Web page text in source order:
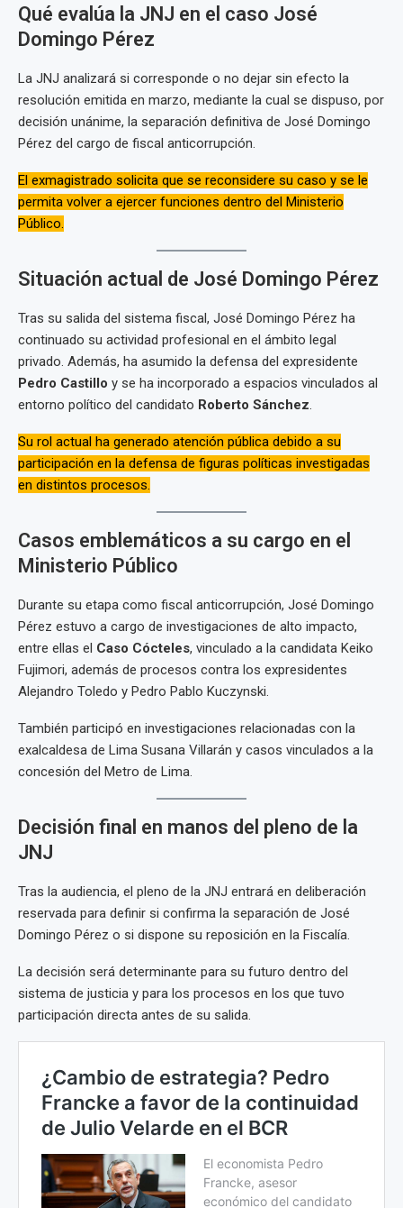
Qué evalúa la JNJ en el caso José
Domingo Pérez
La JNJ analizará si corresponde o no dejar sin efecto la
resolución emitida en marzo, mediante la cual se dispuso, por
decisión unánime, la separación definitiva de José Domingo
Pérez del cargo de fiscal anticorrupción.
El exmagistrado solicita que se reconsidere su caso y se le
permita volver a ejercer funciones dentro del Ministerio
Público.
Situación actual de José Domingo Pérez
Tras su salida del sistema fiscal, José Domingo Pérez ha
continuado su actividad profesional en el ámbito legal
privado. Además, ha asumido la defensa del expresidente
Pedro Castillo y se ha incorporado a espacios vinculados al
entorno político del candidato Roberto Sánchez.
Su rol actual ha generado atención pública debido a su
participación en la defensa de figuras políticas investigadas
en distintos procesos.
Casos emblemáticos a su cargo en el
Ministerio Público
Durante su etapa como fiscal anticorrupción, José Domingo
Pérez estuvo a cargo de investigaciones de alto impacto,
entre ellas el Caso Cócteles, vinculado a la candidata Keiko
Fujimori, además de procesos contra los expresidentes
Alejandro Toledo y Pedro Pablo Kuczynski.
También participó en investigaciones relacionadas con la
exalcaldesa de Lima Susana Villarán y casos vinculados a la
concesión del Metro de Lima.
Decisión final en manos del pleno de la
JNJ
Tras la audiencia, el pleno de la JNJ entrará en deliberación
reservada para definir si confirma la separación de José
Domingo Pérez o si dispone su reposición en la Fiscalía.
La decisión será determinante para su futuro dentro del
sistema de justicia y para los procesos en los que tuvo
participación directa antes de su salida.